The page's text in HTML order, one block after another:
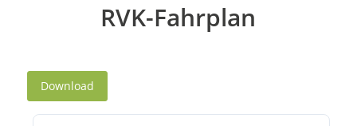
RVK-Fahrplan
Download